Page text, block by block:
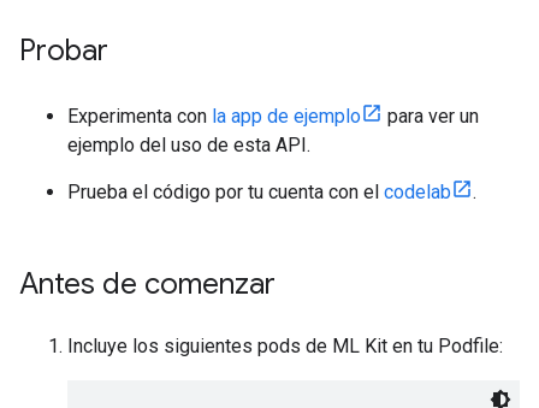
Probar
Experimenta con la app de ejemplo
para ver un
ejemplo del uso de esta API.
Prueba el código por tu cuenta con el codelab .
Antes de comenzar
Incluye los siguientes pods de ML Kit en tu Podfile: